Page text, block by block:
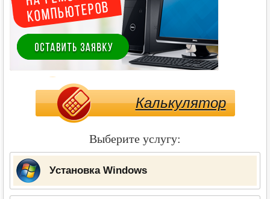
Калькулятор
Выберите услугу:
Установка Windows